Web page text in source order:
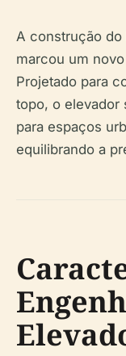
A construção do
marcou um
Projetado para
topo, o elevador
para espaços
equilibrando a